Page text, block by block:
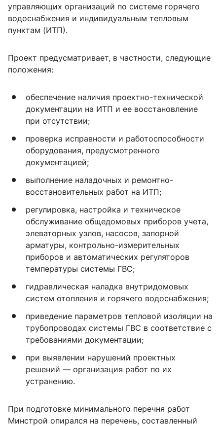
управляющих организаций по системе горячего
водоснабжения и индивидуальным тепловым
пунктам (ИТП).
Проект предусматривает, в частности, следующие
положения:
обеспечение наличия проектно-технической
документации на ИТП и ее восстановление
при отсутствии;
проверка исправности и работоспособности
оборудования, предусмотренного
документацией;
выполнение наладочных и ремонтно-
восстановительных работ на ИТП;
регулировка, настройка и техническое
обслуживание общедомовых приборов учета,
элеваторных узлов, насосов, запорной
арматуры, контрольно-измерительных
приборов и автоматических регуляторов
температуры системы ГВС;
гидравлическая наладка внутридомовых
систем отопления и горячего водоснабжения;
приведение параметров тепловой изоляции на
трубопроводах системы ГВС в соответствие с
требованиями документации;
при выявлении нарушений проектных
решений — организация работ по их
устранению.
При подготовке минимального перечня работ
Минстрой опирался на перечень, составленный